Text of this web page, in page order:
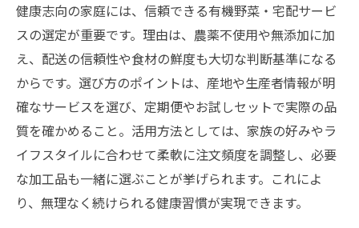
健康志向の家庭には、信頼できる有機野菜・宅配サービ
スの選定が重要です。理由は、農薬不使用や無添加に加
え、配送の信頼性や食材の鮮度も大切な判断基準になる
からです。選び方のポイントは、産地や生産者情報が明
確なサービスを選び、定期便やお試しセットで実際の品
質を確かめること。活用方法としては、家族の好みやラ
イフスタイルに合わせて柔軟に注文頻度を調整し、必要
な加工品も一緒に選ぶことが挙げられます。これによ
り、無理なく続けられる健康習慣が実現できます。